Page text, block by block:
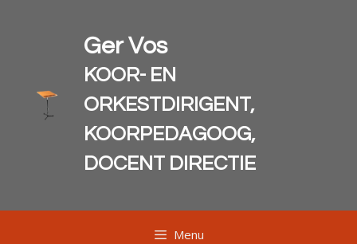
Ger Vos
KOOR- EN
ORKESTDIRIGENT,
KOORPEDAGOOG,
DOCENT DIRECTIE
Menu